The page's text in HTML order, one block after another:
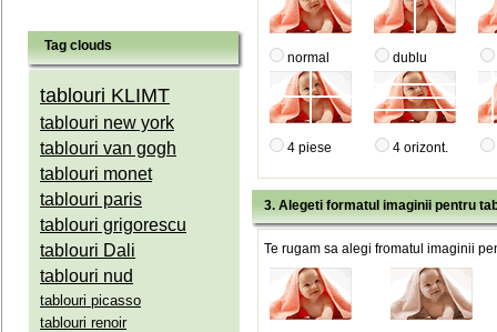
Tag clouds
tablouri KLIMT
tablouri new york
tablouri van gogh
tablouri monet
tablouri paris
tablouri grigorescu
tablouri Dali
tablouri nud
tablouri picasso
tablouri renoir
normal dublu
4 piese 4 orizont.
3. Alegeti formatul imaginii pentru
Te rugam sa alegi fromatul imaginii